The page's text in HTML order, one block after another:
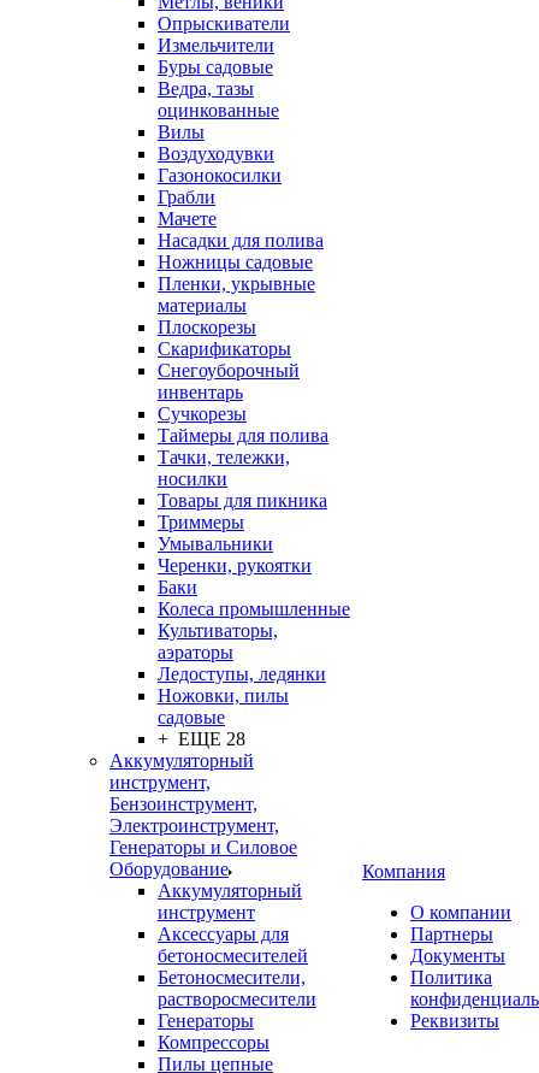
Опрыскиватели
Измельчители
Буры садовые
Ведра, тазы
оцинкованные
Вилы
Воздуходувки
Газонокосилки
Грабли
Мачете
Насадки для полива
Ножницы садовые
Пленки, укрывные
материалы
Плоскорезы
Скарификаторы
Снегоуборочный
инвентарь
Сучкорезы
Таймеры для полива
Тачки, тележки,
носилки
Товары для пикника
Триммеры
Умывальники
Черенки, рукоятки
Баки
Колеса промышленные
Культиваторы,
аэраторы
Ледоступы, ледянки
Ножовки, пилы
садовые
+ ЕЩЕ 28
Аккумуляторный
инструмент,
Бензоинструмент,
Электроинструмент,
Генераторы и Силовое
Оборудование
Аккумуляторный
инструмент
Аксессуары для
бетоносмесителей
Бетоносмесители,
растворосмесители
Генераторы
Компрессоры
Пилы цепные
Компания
О компании
Партнеры
Документы
Политика
Реквизиты